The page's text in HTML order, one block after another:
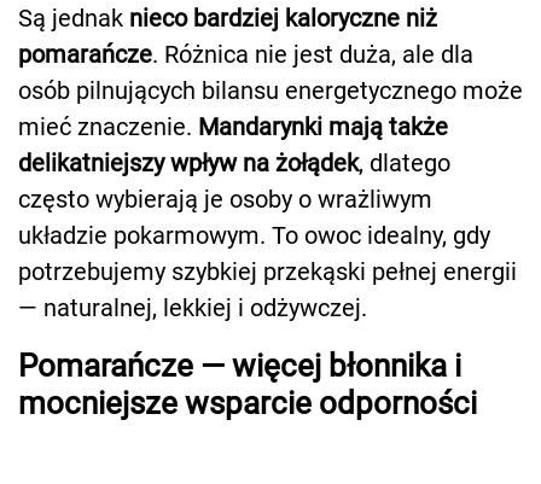
Są jednak nieco bardziej kaloryczne niż
pomarańcze. Różnica nie jest duża, ale dla
osób pilnujących bilansu energetycznego może
mieć znaczenie. Mandarynki mają także
delikatniejszy wpływ na żołądek, dlatego
często wybierają je osoby o wrażliwym
układzie pokarmowym. To owoc idealny, gdy
potrzebujemy szybkiej przekąski pełnej energii
— naturalnej, lekkiej i odżywczej.
Pomarańcze — więcej błonnika i
mocniejsze wsparcie odporności